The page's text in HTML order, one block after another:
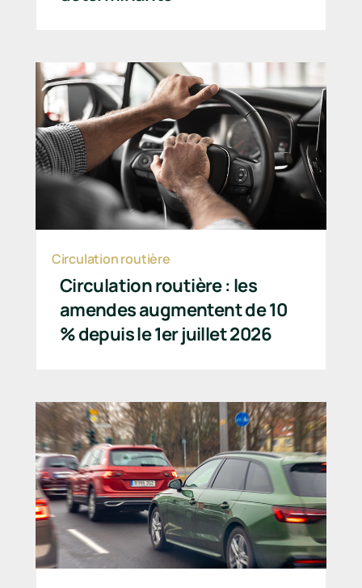
Circulation routière : les
amendes augmentent de 10
% depuis le 1er juillet 2026
Circulation routière